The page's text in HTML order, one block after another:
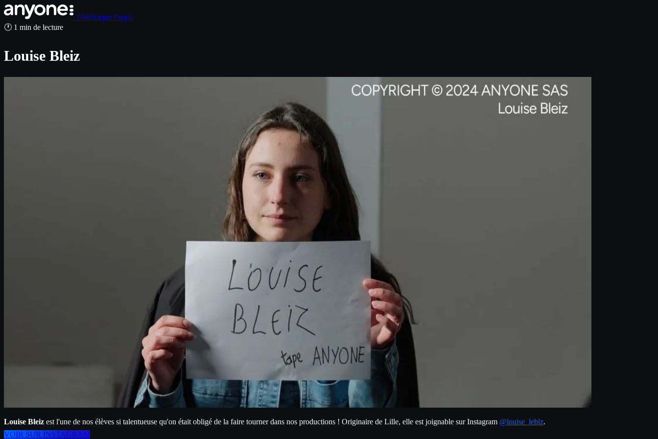
Télécharger l'appli
🕐 1 min de lecture
Louise Bleiz
Louise Bleiz est l'une de nos élèves si talentueuse qu'on était obligé de la faire tourner dans nos productions ! Originaire de Lille, elle est joignable sur Instagram @louise_leblz.
VOIR SUR INSTAGRAM